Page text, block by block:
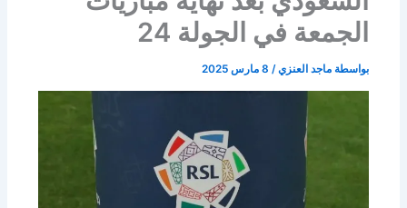
الجمعة في الجولة 24
بواسطة ماجد العنزي/ 8 مارس 2025